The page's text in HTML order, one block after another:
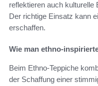
reflektieren auch kulturelle
Der richtige Einsatz kann
erschaffen.
Wie man ethno-
Beim Ethno-Teppiche
der Schaffung einer